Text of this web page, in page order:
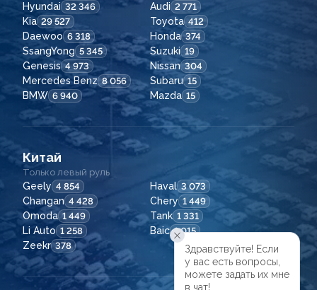
Hyundai 32 346 Audi 2 771
Kia 29 527 Toyota 412
Daewoo 6 318 Honda 374
SsangYong 5 345 Suzuki 19
Genesis 4 973 Nissan 304
Mercedes Benz 8 056 Subaru 15
BMW 6 940 Mazda 15
Китай
Только левый руль
Geely 4 854 Haval 3 073
Changan 4 428 Chery 1 449
Omoda 1 449 Tank 1 331
Li Auto 1 258 Baic 1 015
Zeekr 378
Здравствуйте! Если
у вас есть вопросы,
можете задать их мне
в чат!